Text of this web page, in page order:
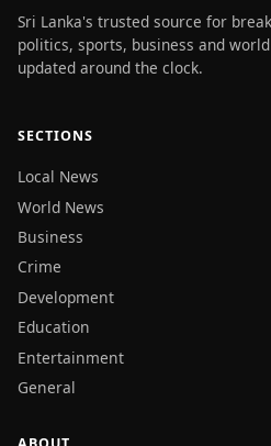
Sri Lanka's trusted source for
politics, sports, business and
updated around the clock.
SECTIONS
Local News
World News
Business
Crime
Development
Education
Entertainment
General